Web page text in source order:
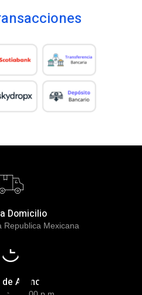
Domicilio
Republica Mexicana
de Atención